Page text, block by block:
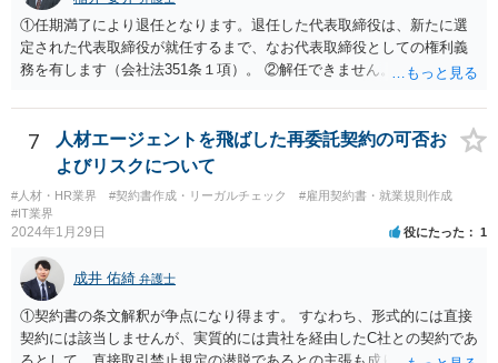
①任期満了により退任となります。退任した代表取締役は、新たに選
定された代表取締役が就任するまで、なお代表取締役としての権利義
務を有します（会社法351条１項）。 ②解任できません。 ③金融機関
可能性があります。また、権利義務代表取締役であっても、第三者か
ら損害賠償請求を受けるリスクがあります（会社法429条１項）。
7
人材エージェントを飛ばした再委託契約の可否お
よびリスクについて
#人材・HR業界 #契約書作成・リーガルチェック
#雇用契約書・就業規則作成
#IT業界
2024年1月29日 役にたった 1
成井 佑綺 弁護士
①契約書の条文解釈が争点になり得ます。 すなわち、形式的には直接
契約には該当しませんが、実質的には貴社を経由したC社との契約であ